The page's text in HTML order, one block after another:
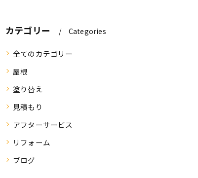
カテゴリー Categories
全てのカテゴリー
屋根
塗り替え
見積もり
アフターサービス
リフォーム
ブログ